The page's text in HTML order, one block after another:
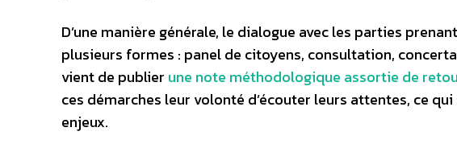
D’une manière générale, le dialogue avec les parties
plusieurs formes : panel de citoyens, consultation,
vient de publier une note méthodologique assortie de
ces démarches leur volonté d’écouter leurs attentes, ce
enjeux.